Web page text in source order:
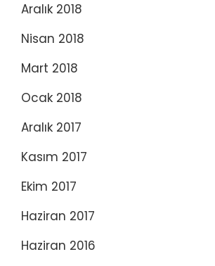
Aralık 2018
Nisan 2018
Mart 2018
Ocak 2018
Aralık 2017
Kasım 2017
Ekim 2017
Haziran 2017
Haziran 2016